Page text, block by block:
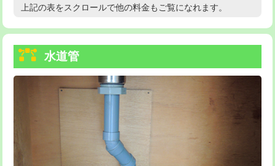
給水管工事※（塩ビ管（VP・HI）使
+8,800円
給水管工事※（ライニング鋼管・銅
管・ポリ管・HT管使用/3ｍまで)
給水管工事※（ライニング鋼管・銅
管・ポリ管・HT管使用/3ｍ超え)
排水管工事（土の掘削・埋め戻し作
11,000円~
排水管工事（排水管工事/3ｍまで） 55,000円
高度高圧洗浄換 現地調査
トーラー機使用/3mまで
追加トーラー機使用/3m超え
33,000円
8,800円
止水・漏水調査・防水処理・清掃・修
11,000円
上記の表をスクロールで他の料金もご覧になれます。
水道管